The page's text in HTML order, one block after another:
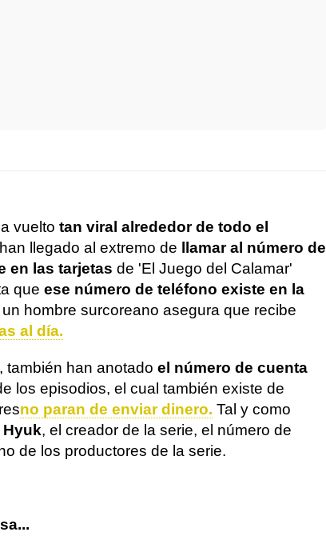
vuelto tan viral alrededor de todo el
llegado al extremo de
llamar al número de
en las tarjetas de 'El Juego del Calamar'
que ese número de teléfono existe en la
hombre surcoreano asegura que recibe
al día.
, también han anotado el número de cuenta
los episodios, el cual también existe de
no paran de enviar dinero. Tal y como
Hyuk, el creador de la serie, el número de
de los productores de la serie.